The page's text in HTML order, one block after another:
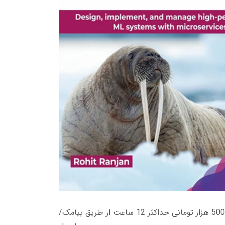
زمان تحویل کتاب های 600 هزار تومانی دانلود فوری از حساب کاربری می باشد، و زمان تحویل لینک دانلود کتاب های 500 هزار تومانی حداکثر 12 ساعت از طریق پیامک/